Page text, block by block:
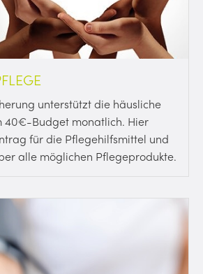
unterstützt die häusliche
40€-Budget monatlich. Hier
für die Pflegehilfsmittel und
alle möglichen Pflegeprodukte.